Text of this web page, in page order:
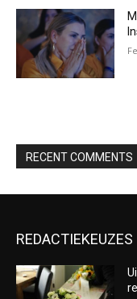
RECENT COMMENTS
REDACTIEKEUZES